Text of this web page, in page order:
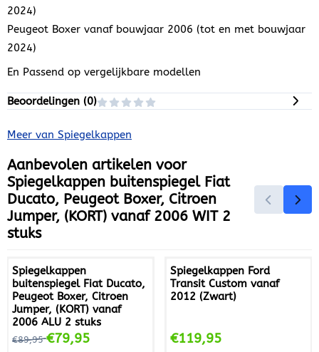
2024)
Peugeot Boxer vanaf bouwjaar 2006 (tot en met bouwjaar
2024)
En Passend op vergelijkbare modellen
Beoordelingen (0)
Meer van Spiegelkappen
Aanbevolen artikelen voor
Spiegelkappen buitenspiegel Fiat
Ducato, Peugeot Boxer, Citroen
Jumper, (KORT) vanaf 2006 WIT 2
stuks
Spiegelkappen
buitenspiegel Fiat Ducato,
Peugeot Boxer, Citroen
Jumper, (KORT) vanaf
2006 ALU 2 stuks
Van 89,95 voor 79,95
€89,95€79,95
Spiegelkappen Ford
Transit Custom vanaf
2012 (Zwart)
Prijs: 119,95
€119,95